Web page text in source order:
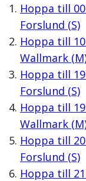
Hoppa till
Forslund (S)
Hoppa till
Wallmark
Hoppa till
Forslund (S)
Hoppa till
Wallmark
Hoppa till
Forslund (S)
Hoppa till